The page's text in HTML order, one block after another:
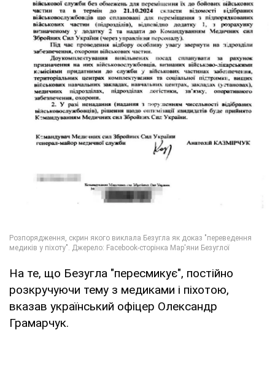
На те, що Безугла "пересмикує", постійно
розкручуючи тему з медиками і піхотою,
вказав український офіцер Олександр
Грамарчук.